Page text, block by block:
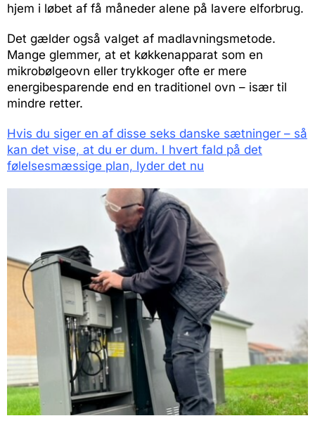
hjem i løbet af få måneder alene på lavere elforbrug.
Det gælder også valget af madlavningsmetode.
Mange glemmer, at et køkkenapparat som en
mikrobølgeovn eller trykkoger ofte er mere
energibesparende end en traditionel ovn – især til
mindre retter.
Hvis du siger en af disse seks danske sætninger – så
kan det vise, at du er dum. I hvert fald på det
følelsesmæssige plan, lyder det nu